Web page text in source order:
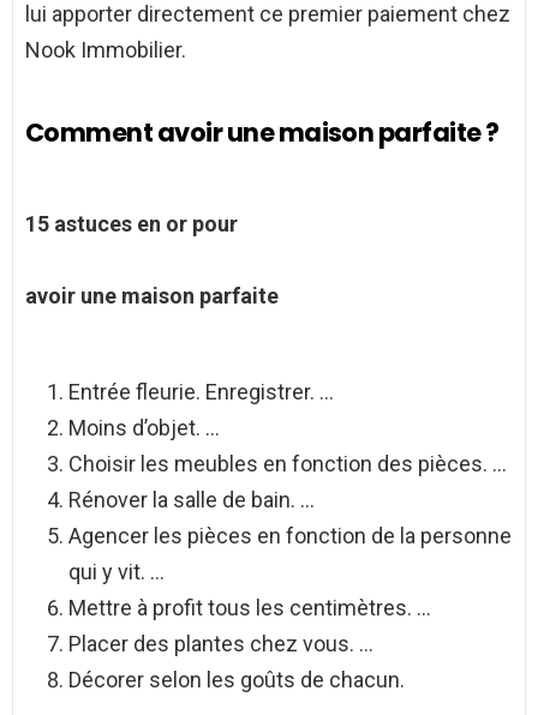
lui apporter directement ce premier paiement chez
Nook Immobilier.
Comment avoir une maison parfaite ?
15 astuces en or pour
avoir une maison parfaite
Entrée fleurie. Enregistrer. …
Moins d’objet. …
Choisir les meubles en fonction des pièces. …
Rénover la salle de bain. …
Agencer les pièces en fonction de la personne
qui y vit. …
Mettre à profit tous les centimètres. …
Placer des plantes chez vous. …
Décorer selon les goûts de chacun.